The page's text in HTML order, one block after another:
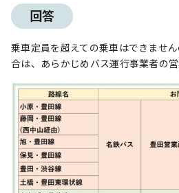
回答
乗車定員を超えての乗車はできませ
合は、あらかじめバス運行事業者の